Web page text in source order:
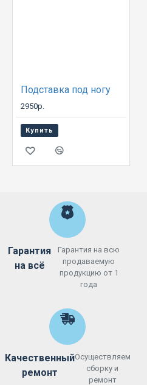
Подставка под ногу
2950р.
Купить
Гарантия
на всё
Гарантия на всю
продаваемую
продукцию от 1
года
Качественный
ремонт
Осуществляем
сборку и
ремонт